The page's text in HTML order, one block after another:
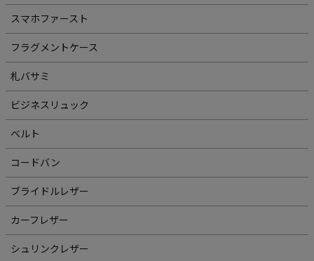
スマホファースト
フラグメントケース
札バサミ
ビジネスリュック
ベルト
コードバン
ブライドルレザー
カーフレザー
シュリンクレザー